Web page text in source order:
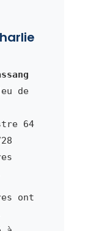
de
64
ont